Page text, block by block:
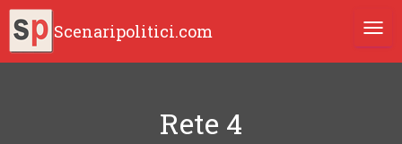
Scenaripolitici.com
Rete 4